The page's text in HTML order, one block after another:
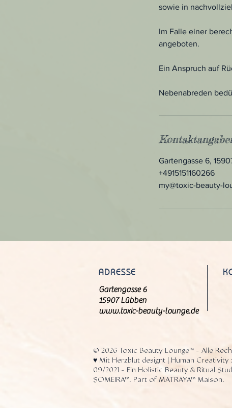
sowie in
Im Falle einer
angeboten.
Ein Anspruch auf
Nebenabreden
Gartengasse 6,
+4915151160266
my@toxic-beauty-
ADRESSE
Gartengasse 6
15907 Lübben
www.toxic-beauty-lounge.de
© 2026 Toxic Beauty Lounge™ - Alle
♥️ Mit Herzblut designt | Human Creativity
09/2021 - Ein Holistic Beauty & Ritual
SOMEIRA™. Part of MATRAYA™ Maison.